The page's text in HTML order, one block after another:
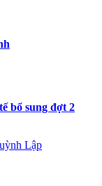
bổ sung đợt 2
Lập